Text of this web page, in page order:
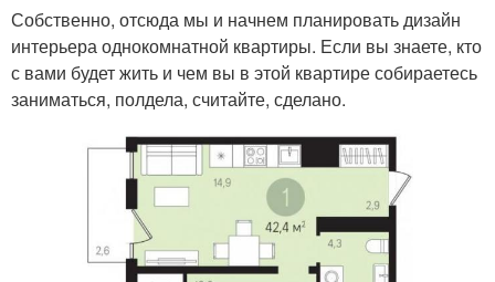
Собственно, отсюда мы и начнем планировать дизайн
интерьера однокомнатной квартиры. Если вы знаете, кто
с вами будет жить и чем вы в этой квартире собираетесь
заниматься, полдела, считайте, сделано.